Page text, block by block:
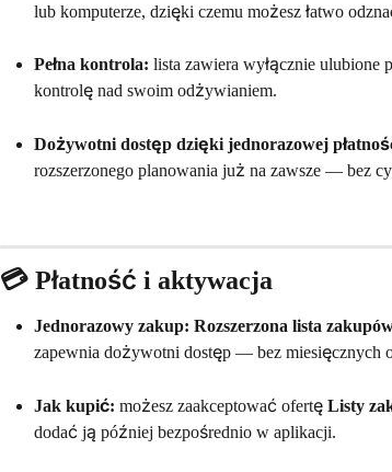
lub komputerze, dzięki czemu możesz łatwo
Pełna kontrola: lista zawiera wyłącznie ulubione
kontrolę nad swoim odżywianiem.
Dożywotni dostęp dzięki jednorazowej
rozszerzonego planowania już na zawsze — bez
💳 Płatność i aktywacja
Jednorazowy zakup: Rozszerzona lista
zapewnia dożywotni dostęp — bez miesięcznych
Jak kupić: możesz zaakceptować ofertę Listy
dodać ją później bezpośrednio w aplikacji.